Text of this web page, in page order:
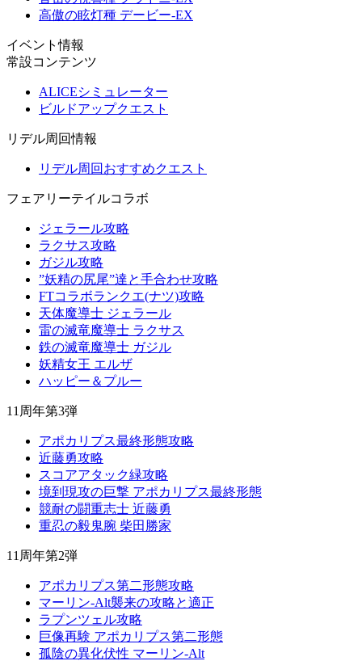
高傲の眩灯種 デービー-EX
イベント情報
常設コンテンツ
ALICEシミュレーター
ビルドアップクエスト
リデル周回情報
リデル周回おすすめクエスト
フェアリーテイルコラボ
ジェラール攻略
ラクサス攻略
ガジル攻略
”妖精の尻尾”達と手合わせ攻略
FTコラボランクエ(ナツ)攻略
天体魔導士 ジェラール
雷の滅竜魔導士 ラクサス
鉄の滅竜魔導士 ガジル
妖精女王 エルザ
ハッピー＆プルー
11周年第3弾
アポカリプス最終形態攻略
近藤勇攻略
スコアアタック緑攻略
境到現攻の巨撃 アポカリプス最終形態
競耐の闘重志士 近藤勇
重忍の毅鬼腕 柴田勝家
11周年第2弾
アポカリプス第二形態攻略
マーリン-Alt襲来の攻略と適正
ラプンツェル攻略
巨像再験 アポカリプス第二形態
孤陰の異化伏性 マーリン-Alt